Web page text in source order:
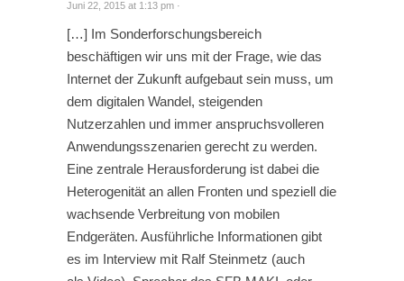
Juni 22, 2015 at 1:13 pm ·
[…] Im Sonderforschungsbereich
beschäftigen wir uns mit der Frage, wie das
Internet der Zukunft aufgebaut sein muss, um
dem digitalen Wandel, steigenden
Nutzerzahlen und immer anspruchsvolleren
Anwendungsszenarien gerecht zu werden.
Eine zentrale Herausforderung ist dabei die
Heterogenität an allen Fronten und speziell die
wachsende Verbreitung von mobilen
Endgeräten. Ausführliche Informationen gibt
es im Interview mit Ralf Steinmetz (auch